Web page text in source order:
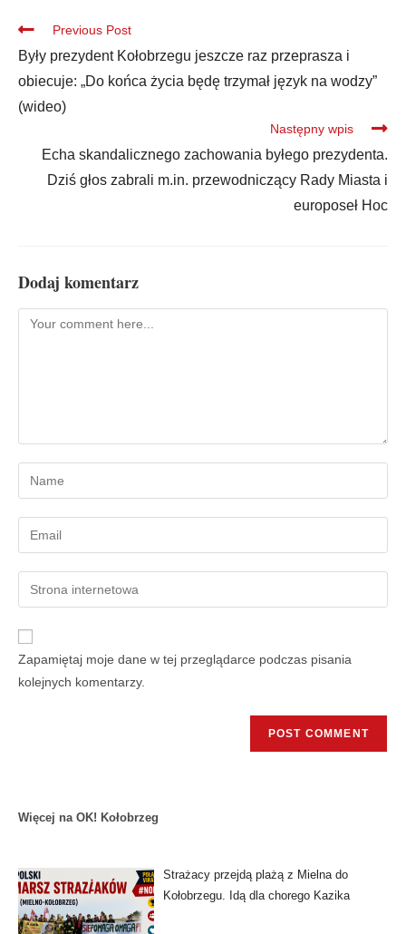
Previous Post
Były prezydent Kołobrzegu jeszcze raz przeprasza i
obiecuje: „Do końca życia będę trzymał język na wodzy”
(wideo)
Następny wpis
Echa skandalicznego zachowania byłego prezydenta.
Dziś głos zabrali m.in. przewodniczący Rady Miasta i
europoseł Hoc
Dodaj komentarz
Zapamiętaj moje dane w tej przeglądarce podczas pisania
kolejnych komentarzy.
Więcej na OK! Kołobrzeg
Strażacy przejdą plażą z Mielna do
Kołobrzegu. Idą dla chorego Kazika